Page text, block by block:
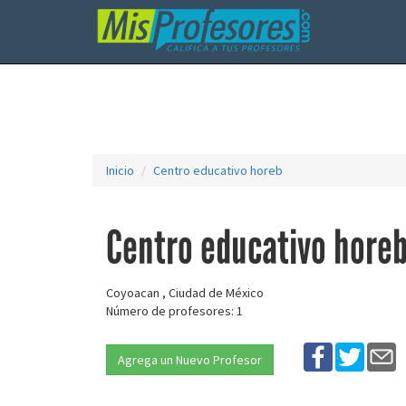
Inicio Centro educativo horeb
Centro educativo
Coyoacan , Ciudad de México
Número de profesores: 1
Agrega un Nuevo Profesor